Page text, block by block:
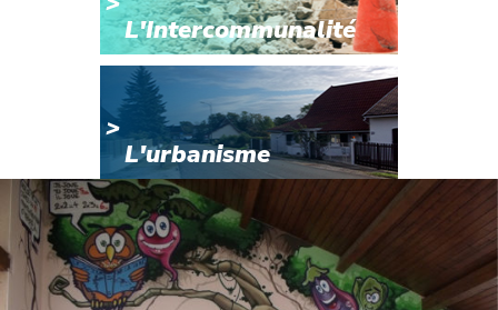
L'Intercommunalité
L'urbanisme